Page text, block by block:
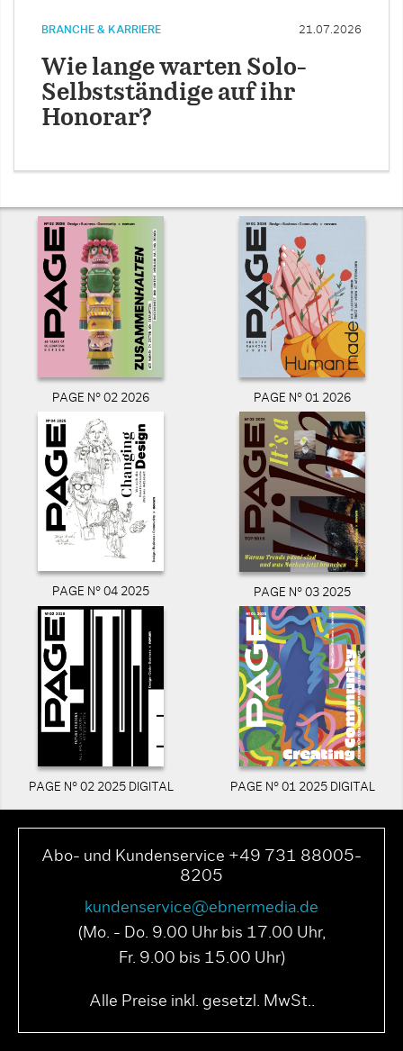
BRANCHE & KARRIERE 21.07.2026
Wie lange warten Solo-
Selbstständige auf ihr
Honorar?
PAGE N° 02 2026 PAGE N° 01 2026
PAGE N° 04 2025 PAGE N° 03 2025
PAGE N° 02 2025 DIGITAL PAGE N° 01 2025 DIGITAL
Abo- und Kundenservice +49 731 88005-
8205
kundenservice@ebnermedia.de
(Mo. - Do. 9.00 Uhr bis 17.00 Uhr,
Fr. 9.00 bis 15.00 Uhr)
Alle Preise inkl. gesetzl. MwSt..